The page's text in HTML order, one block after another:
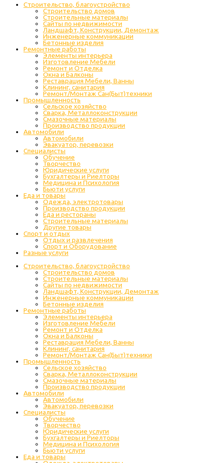
Строительство, благоустройство
Строительство домов
Строительные материалы
Сайты по недвижимости
Ландшафт, Конструкции, Демонтаж
Инженерные коммуникации
Бетонные изделия
Ремонтные работы
Элементы интерьера
Изготовление Мебели
Ремонт и Отделка
Окна и Балконы
Реставрация Мебели, Ванны
Клининг, санитария
Ремонт/Монтаж Сан(Быт)техники
Промышленность
Cельское хозяйство
Сварка, Металлоконструкции
Cмазочные материалы
Производство продукции
Автомобили
Автомобили
Эвакуатор, перевозки
Специалисты
Обучение
Творчество
Юридические услуги
Бухгалтеры и Риелторы
Медицина и Психология
Бьюти услуги
Еда и товары
Одежда, электротовары
Производство продукции
Еда и рестораны
Строительные материалы
Другие товары
Спорт и отдых
Отдых и развлечения
Спорт и Оборудование
Разные услуги
Строительство, благоустройство
Строительство домов
Строительные материалы
Сайты по недвижимости
Ландшафт, Конструкции, Демонтаж
Инженерные коммуникации
Бетонные изделия
Ремонтные работы
Элементы интерьера
Изготовление Мебели
Ремонт и Отделка
Окна и Балконы
Реставрация Мебели, Ванны
Клининг, санитария
Ремонт/Монтаж Сан(Быт)техники
Промышленность
Cельское хозяйство
Сварка, Металлоконструкции
Cмазочные материалы
Производство продукции
Автомобили
Автомобили
Эвакуатор, перевозки
Специалисты
Обучение
Творчество
Юридические услуги
Бухгалтеры и Риелторы
Медицина и Психология
Бьюти услуги
Еда и товары